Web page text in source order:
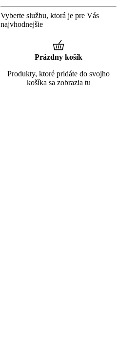
Vyberte službu, ktorá je pre Vás
najvhodnejšie
Prázdny košík
Produkty, ktoré pridáte do svojho
košíka sa zobrazia tu